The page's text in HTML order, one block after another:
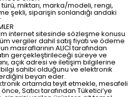
miktarı, marka/modeli, rengi,
şekli, siparişin sonlandığı andaki
internet sitesinde sözleşme konusu
vergiler dahil satış fiyatı ve ödeme
masraflarının ALICI tarafından
gerçekleştirileceği süreye ve
açık adresi ve iletişim bilgilerine
sahibi olduğunu ve elektronik
beyan eder.
ortamda teyit etmekle, mesafeli
Satıcı tarafından Tüketici’ye